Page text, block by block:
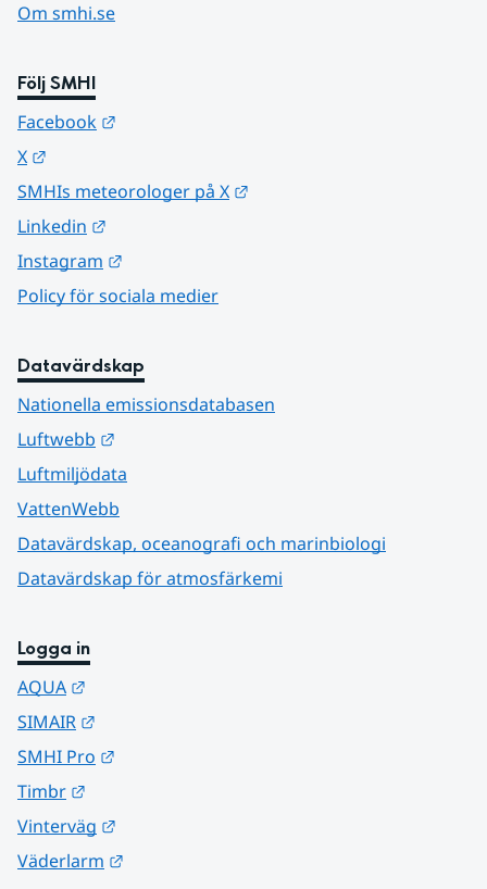
Om smhi.se
Följ SMHI
Facebook
X
SMHIs meteorologer på X
Linkedin
Instagram
Policy för sociala medier
Datavärdskap
Nationella emissionsdatabasen
Luftwebb
Luftmiljödata
VattenWebb
Datavärdskap, oceanografi och marinbiologi
Datavärdskap för atmosfärkemi
Logga in
AQUA
SIMAIR
SMHI Pro
Timbr
Vinterväg
Väderlarm